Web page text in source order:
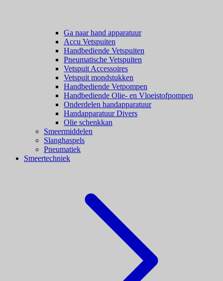
Ga naar hand apparatuur
Accu Vetspuiten
Handbediende Vetspuiten
Pneumatische Vetspuiten
Vetspuit Accessoires
Vetspuit mondstukken
Handbediende Vetpompen
Handbediende Olie- en Vloeistofpompen
Onderdelen handapparatuur
Handapparatuur Divers
Olie schenkkan
Smeermiddelen
Slanghaspels
Pneumatiek
Smeertechniek